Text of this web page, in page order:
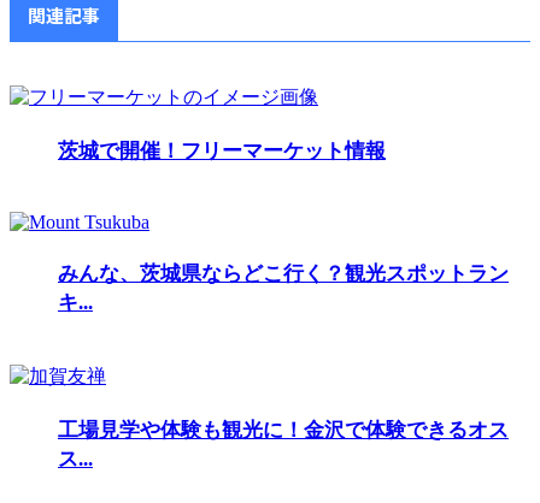
関連記事
茨城で開催！フリーマーケット情報
みんな、茨城県ならどこ行く？観光スポットラン
キ...
工場見学や体験も観光に！金沢で体験できるオス
ス...